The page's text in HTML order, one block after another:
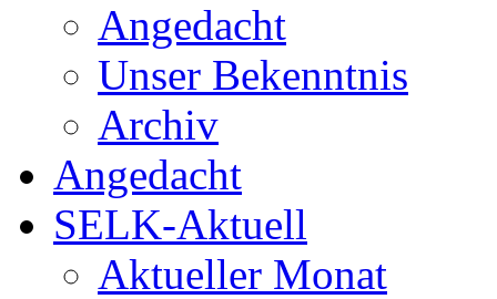
Angedacht
Unser Bekenntnis
Archiv
Angedacht
SELK-Aktuell
Aktueller Monat